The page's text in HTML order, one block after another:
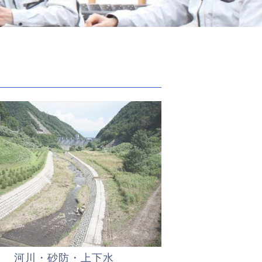
河川・砂防・上下水